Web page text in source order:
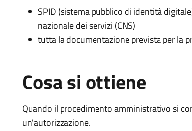
SPID (sistema pubblico di identità
nazionale dei servizi (CNS)
tutta la documentazione prevista per la
Cosa si ottiene
Quando il procedimento amministrativo si
un'autorizzazione.